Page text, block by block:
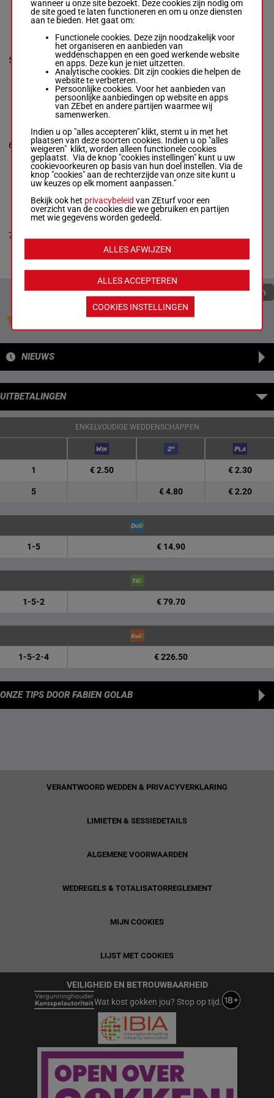
5p 0p 2p 1p 6p
5
VIXENETTE
Craig Williams-
Matthew Dunn
M/4 - 56
3p 8p 1p 4p 5p
M/456 kg
3p 8p 1p
4p 5p
7
6
BETWITCHERY
Leon & Troy
Corstens & Will
Larkin
Box: 1 -M/5 -
55.5 kg
2p 5p 3p
M/555.5
kg
2p 5p 3p 1
7
GRINZINGER
FASHION
2p 6p 4p
Quoteringen verversen
Jouw favoriete paarden
NIEUWS
UITBETALINGEN
ENKELVOUDIGE WEDDENSCHAPPEN
1 € 2.50 € 2.30
5 € 4.80 € 2.20
1-5 € 14.90
1-5-2 € 79.70
1-5-2-4 € 226.50
ONZE TIPS DOOR FABIEN GOLAB
VERANTWOORD WEDDEN & PRIVACYVERKLARING
LIMIETEN & SESSIEDETAILS
ALGEMENE VOORWAARDEN
WEDREGELS & TOTALISATORREGLEMENT
MIJN COOKIES
LIJST MET COOKIES
VEILIGHEID EN BETROUWBAARHEID
Wat kost gokken jou? Stop op tijd.
wanneer u onze site bezoekt. Deze cookies zijn nodig om
de site goed te laten functioneren en om u onze diensten
aan te bieden. Het gaat om:
Functionele cookies. Deze zijn noodzakelijk voor
het organiseren en aanbieden van
weddenschappen en een goed werkende website
en apps. Deze kun je niet uitzetten.
Analytische cookies. Dit zijn cookies die helpen de
website te verbeteren.
Persoonlijke cookies. Voor het aanbieden van
persoonlijke aanbiedingen op website en apps
van ZEbet en andere partijen waarmee wij
samenwerken.
Indien u op "alles accepteren" klikt, stemt u in met het
plaatsen van deze soorten cookies. Indien u op "alles
weigeren" klikt, worden alleen functionele cookies
geplaatst. Via de knop "cookies instellingen" kunt u uw
cookievoorkeuren op basis van hun doel instellen. Via de
knop "cookies" aan de rechterzijde van onze site kunt u
uw keuzes op elk moment aanpassen."
Bekijk ook het privacybeleid van ZEturf voor een
overzicht van de cookies die we gebruiken en partijen
met wie gegevens worden gedeeld.
ALLES ACCEPTEREN
ALLES AFWIJZEN
COOKIES INSTELLINGEN